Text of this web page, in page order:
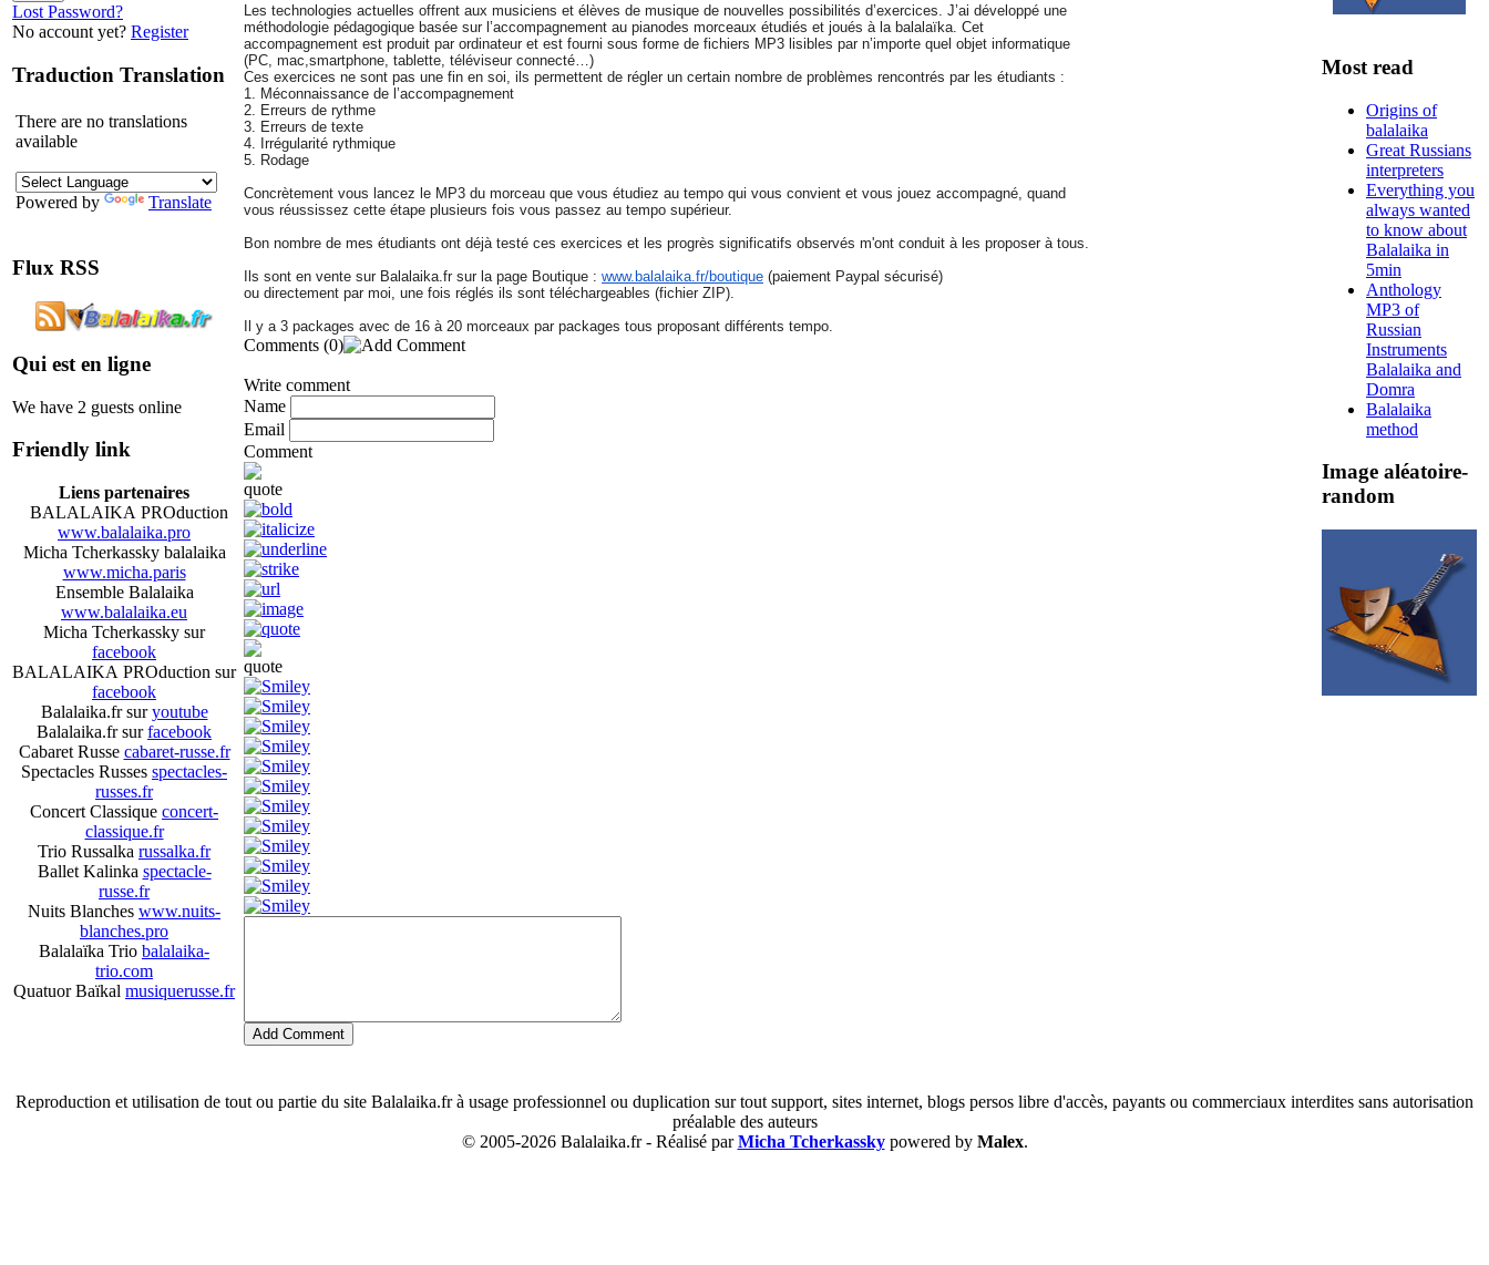
Lost Password?
No account yet? Register
Traduction Translation
There are no translations
available
Powered by Translate
Flux RSS
Qui est en ligne
We have 2 guests online
Friendly link
Liens partenaires
BALALAIKA PROduction
www.balalaika.pro
Micha Tcherkassky balalaika
www.micha.paris
Ensemble Balalaika
www.balalaika.eu
Micha Tcherkassky sur
facebook
BALALAIKA PROduction sur
facebook
Balalaika.fr suryoutube
Balalaika.fr surfacebook
Cabaret Russe cabaret-russe.fr
Spectacles Russes spectacles-
russes.fr
Concert Classique concert-
classique.fr
Trio Russalka russalka.fr
Ballet Kalinka spectacle-
russe.fr
Nuits Blanches www.nuits-
blanches.pro
Balalaïka Trio balalaika-
trio.com
Quatuor Baïkal musiquerusse.fr
Les technologies actuelles offrent aux musiciens et élèves de musique de nouvelles possibilités d’exercices. J’ai développé une
méthodologie pédagogique basée sur l’accompagnement au pianodes morceaux étudiés et joués à la balalaïka. Cet
accompagnement est produit par ordinateur et est fourni sous forme de fichiers MP3 lisibles par n’importe quel objet informatique
(PC, mac,smartphone, tablette, téléviseur connecté…)
Ces exercices ne sont pas une fin en soi, ils permettent de régler un certain nombre de problèmes rencontrés par les étudiants :
1. Méconnaissance de l’accompagnement
2. Erreurs de rythme
3. Erreurs de texte
4. Irrégularité rythmique
5. Rodage
Concrètement vous lancez le MP3 du morceau que vous étudiez au tempo qui vous convient et vous jouez accompagné, quand
vous réussissez cette étape plusieurs fois vous passez au tempo supérieur.
Bon nombre de mes étudiants ont déjà testé ces exercices et les progrès significatifs observés m'ont conduit à les proposer à tous.
Ils sont en vente sur Balalaika.fr sur la page Boutique : www.balalaika.fr/boutique (paiement Paypal sécurisé)
ou directement par moi, une fois réglés ils sont téléchargeables (fichier ZIP).
Il y a 3 packages avec de 16 à 20 morceaux par packages tous proposant différents tempo.
Comments (0)
Write comment
Name
Email
Comment
Add Comment
Most read
Origins of
balalaika
Great Russians
interpreters
Everything you
always wanted
to know about
Balalaika in
5min
Anthology
MP3 of
Russian
Instruments
Balalaika and
Domra
Balalaika
method
Image aléatoire-
random
Reproduction et utilisation de tout ou partie du site Balalaika.fr à usage professionnel ou duplication sur tout support, sites internet, blogs persos libre d'accès, payants ou commerciaux interdites sans autorisation
préalable des auteurs
© 2005-2026 Balalaika.fr - Réalisé parMicha Tcherkasskypowered by Malex.